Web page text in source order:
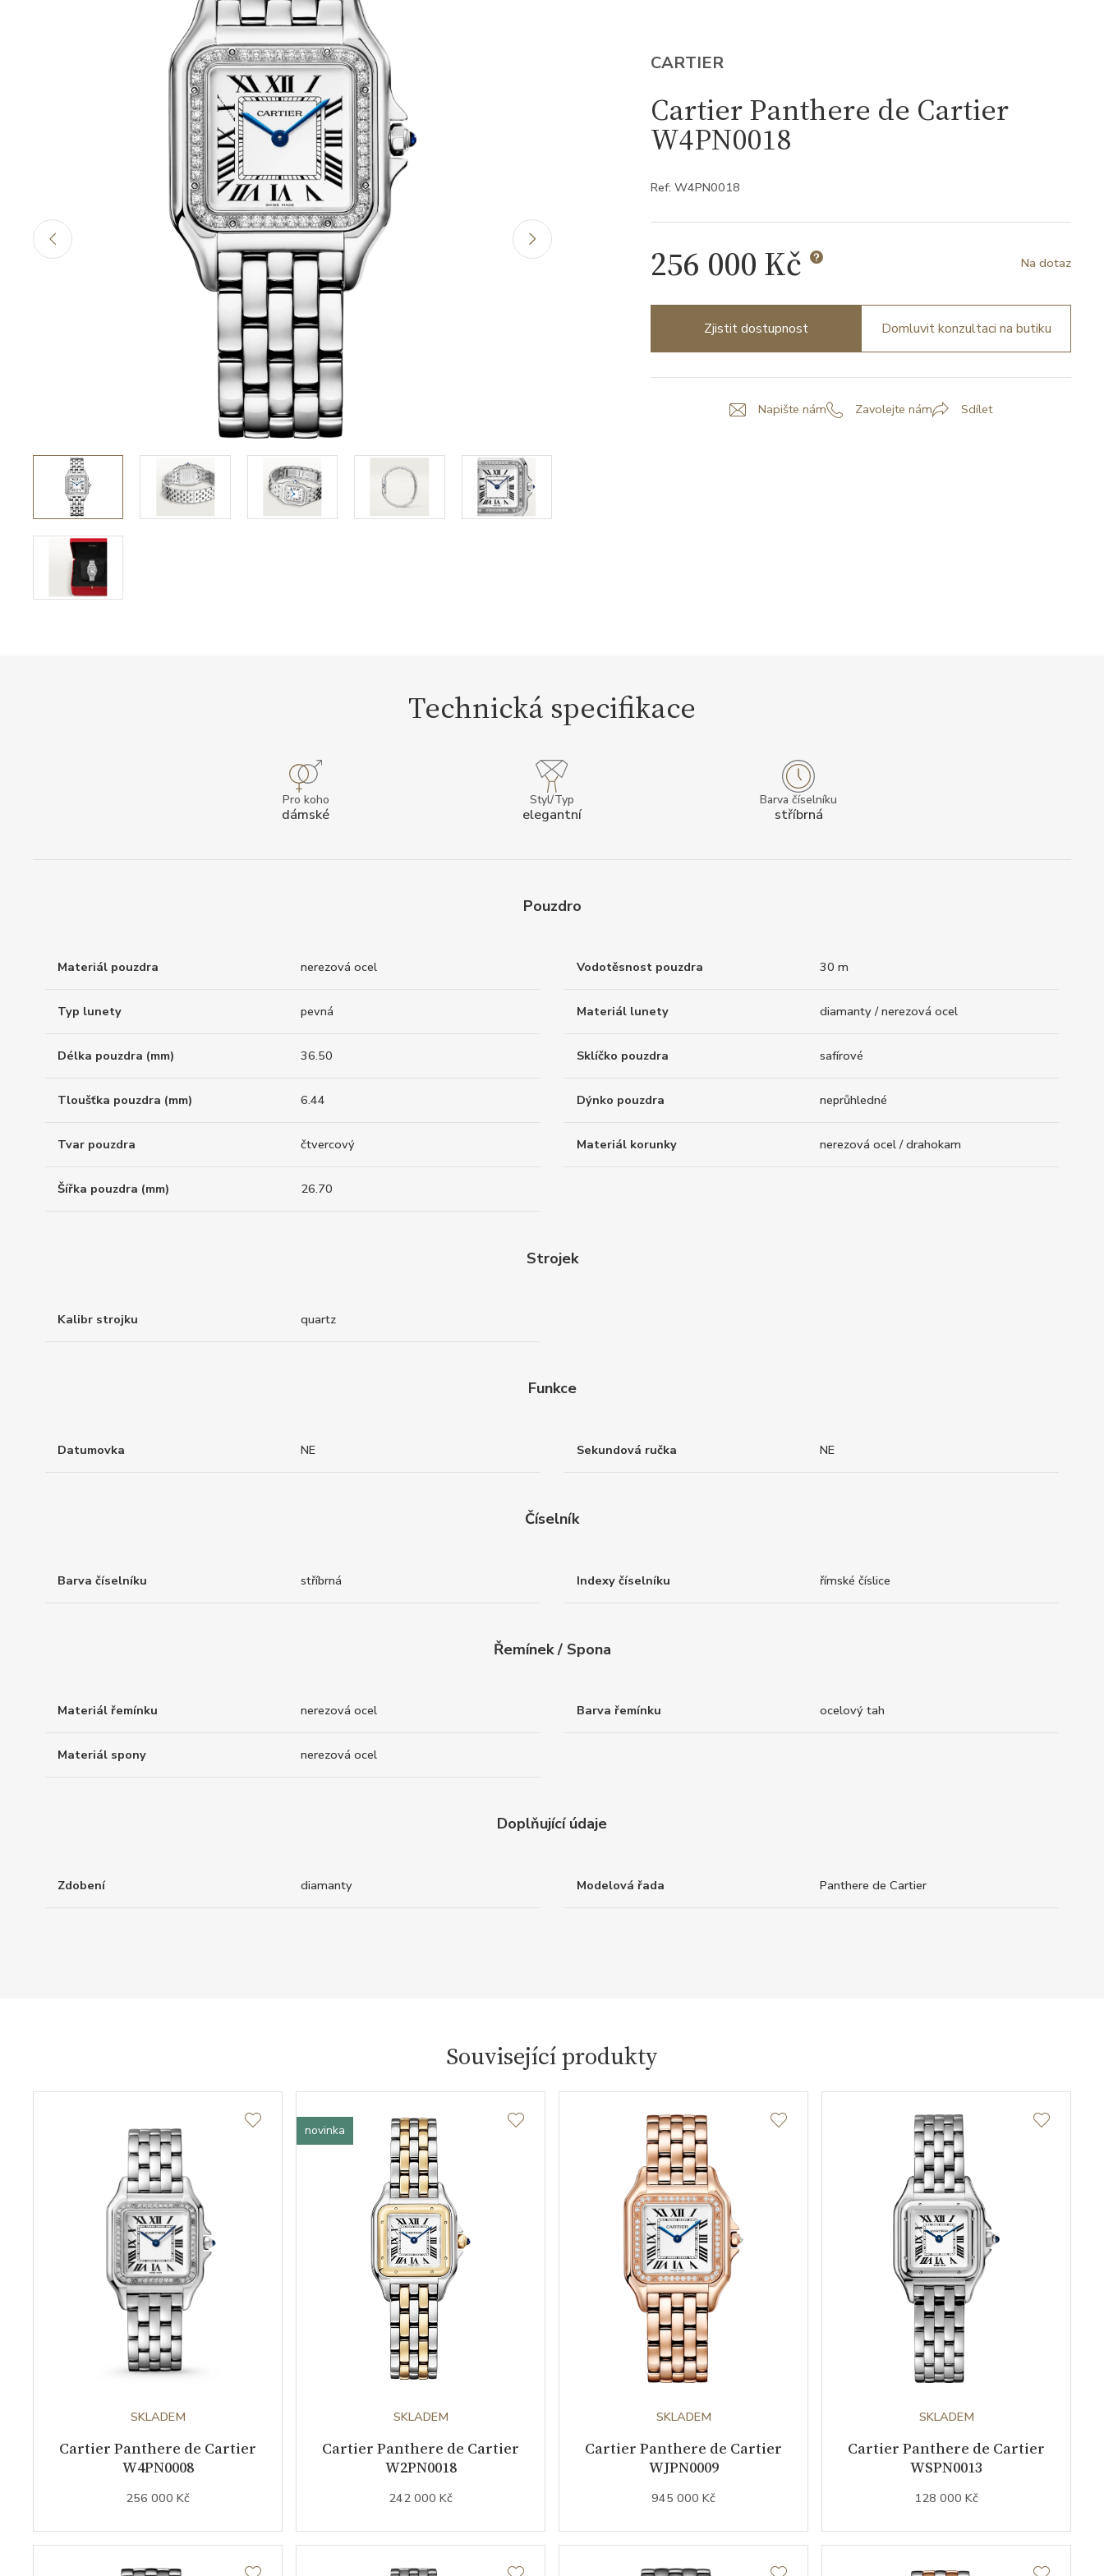
CARTIER
Cartier Panthere de Cartier
W4PN0018
Ref: W4PN0018
256 000 Kč Na dotaz
Zjistit dostupnost Domluvit konzultaci na butiku
Napište nám Zavolejte nám Sdílet
Technická specifikace
Pro koho
dámské
Styl/Typ
elegantní
Barva číselníku
stříbrná
Pouzdro
Materiál pouzdra nerezová ocel Vodotěsnost pouzdra 30 m
Typ lunety pevná Materiál lunety diamanty / nerezová ocel
Délka pouzdra (mm) 36.50 Sklíčko pouzdra safírové
Tloušťka pouzdra (mm) 6.44 Dýnko pouzdra neprůhledné
Tvar pouzdra čtvercový Materiál korunky nerezová ocel / drahokam
Šířka pouzdra (mm) 26.70
Strojek
Kalibr strojku quartz
Funkce
Datumovka NE Sekundová ručka NE
Číselník
Barva číselníku stříbrná Indexy číselníku římské číslice
Řemínek / Spona
Materiál řemínku nerezová ocel Barva řemínku ocelový tah
Materiál spony nerezová ocel
Doplňující údaje
Zdobení diamanty Modelová řada Panthere de Cartier
Související produkty
SKLADEM
Cartier Panthere de Cartier
W4PN0008
256 000 Kč
novinka
SKLADEM
Cartier Panthere de Cartier
W2PN0018
242 000 Kč
SKLADEM
Cartier Panthere de Cartier
WJPN0009
945 000 Kč
SKLADEM
Cartier Panthere de Cartier
WSPN0013
128 000 Kč